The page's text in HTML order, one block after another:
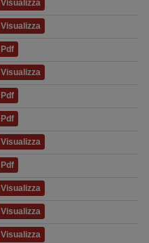
Visualizza
Visualizza
Pdf
Visualizza
Pdf
Pdf
Visualizza
Pdf
Visualizza
Visualizza
Visualizza